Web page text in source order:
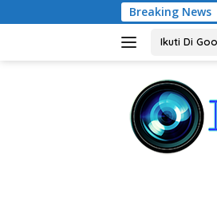
ke
Breaking News
Audiensi dengan Peternak
Ikuti Di